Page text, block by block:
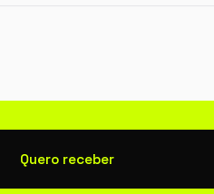
Quero receber